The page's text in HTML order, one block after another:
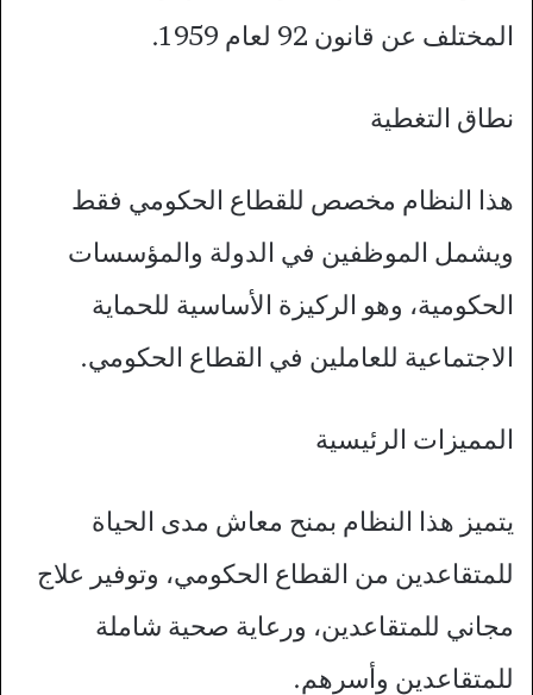
المختلف عن قانون 92 لعام 1959.
نطاق التغطية
هذا النظام مخصص للقطاع الحكومي فقط
ويشمل الموظفين في الدولة والمؤسسات
الحكومية، وهو الركيزة الأساسية للحماية
الاجتماعية للعاملين في القطاع الحكومي.
المميزات الرئيسية
يتميز هذا النظام بمنح معاش مدى الحياة
للمتقاعدين من القطاع الحكومي، وتوفير علاج
مجاني للمتقاعدين، ورعاية صحية شاملة
للمتقاعدين وأسرهم.